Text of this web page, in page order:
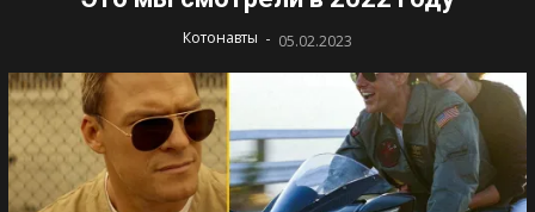
Котонавты - 05.02.2023